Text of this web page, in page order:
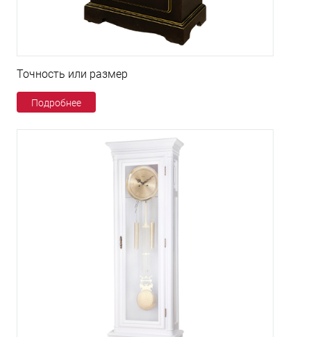
Точность или размер
Подробнее